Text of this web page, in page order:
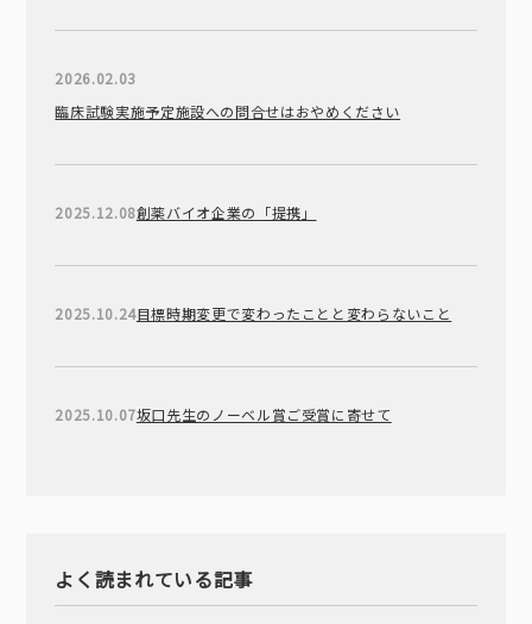
2026.02.03
臨床試験実施予定施設への問合せはおやめください
2025.12.08創薬バイオ企業の「提携」
2025.10.24目標時期変更で変わったことと変わらないこと
2025.10.07坂口先生のノーベル賞ご受賞に寄せて
よく読まれている記事